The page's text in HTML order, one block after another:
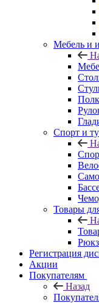
Мебель и
Спорт и
Товары
Регистрация
Акции
Покупателям
Назад